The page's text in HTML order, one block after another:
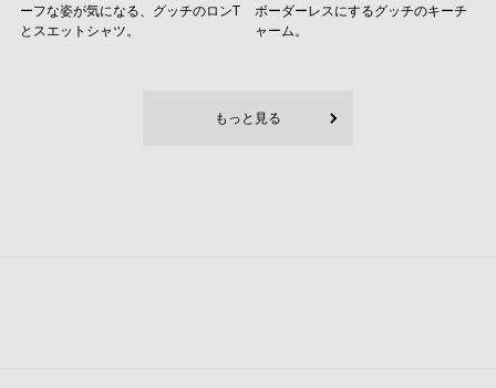
ーフな姿が気になる、グッチのロンT
とスエットシャツ。
ボーダーレスにするグッチのキーチ
ャーム。
もっと見る